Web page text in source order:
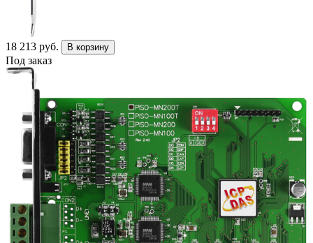
18 213 руб. В корзину
Под заказ